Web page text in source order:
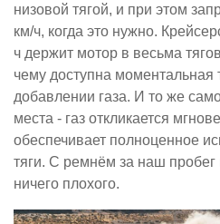
низовой тягой, и при этом
км/ч, когда это нужно.
ч держит мотор в весьма
чему доступна
добавлении газа. И то же
места - газ откликается
обеспечивает полноценное
тяги. С ремнём за наш пробег
ничего плохого.